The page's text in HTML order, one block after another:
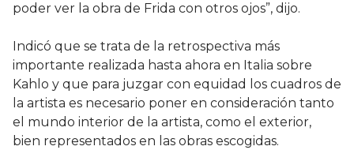
poder ver la obra de Frida con otros ojos”, dijo.
Indicó que se trata de la retrospectiva más
importante realizada hasta ahora en Italia sobre
Kahlo y que para juzgar con equidad los cuadros de
la artista es necesario poner en consideración tanto
el mundo interior de la artista, como el exterior,
bien representados en las obras escogidas.